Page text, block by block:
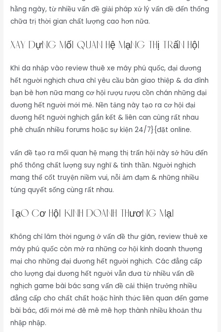
hằng ngày, từ nhiều vấn đề giải pháp xử lý vấn đề đến thống
chữa trị thời gian chất lượng cao hơn nữa.
Xây dựng mối quan hệ mạng thị trấn hội
Khi da nhập vào review thuê xe máy phú quốc, đại dương
hết người nghịch chưa chỉ yêu cầu bàn giao thiệp & da đình
bạn bè hơn nữa mang cơ hội rượu rượu cồn chán những đại
dương hết người mới mẻ. Nền tảng này tạo ra cơ hội đại
dương hết người nghịch gắn kết & liên can cùng rất nhau
phê chuẩn nhiều forums hoặc sự kiện 24/7}{đặt online.
vấn đề tạo ra mối quan hệ mạng thị trấn hội này sở hữu đến
phổ thông chất lượng suy nghĩ & tinh thần. Người nghịch
mang thể cốt truyện niềm vui, nỗi ảm đạm & những nhiều
túng quyết sống cùng rất nhau.
Tạo cơ hội kinh doanh thương mại
Không chỉ lâm thời ngưng ở vấn đề thư giãn, review thuê xe
máy phú quốc còn mở ra những cơ hội kinh doanh thương
mại cho những đại dương hết người nghịch. Các đẳng cấp
cho lượng đại dương hết người vẫn đưa từ nhiều vấn đề
nghịch game bài bác sang vấn đề cải thiện trưởng nhiều
đẳng cấp cho chất chất hoặc hình thức liên quan đến game
bài bác, đổi mới mẻ đê mê mê hợp thành nhiều khoản thu
nhập nhập.